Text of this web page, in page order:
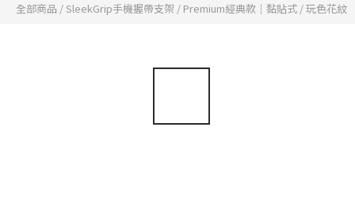
全部商品 /SleekGrip手機握帶支架 / Premium經典款｜黏貼式 /玩色花紋